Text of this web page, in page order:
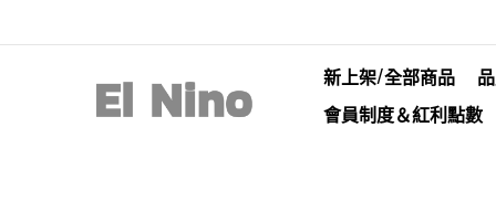
新上架/全部商品
會員制度＆紅利點數